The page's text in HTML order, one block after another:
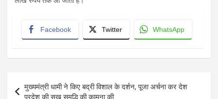
Facebook Twitter WhatsApp
navigation
मुख्यमंत्री धामी ने किए बद्री विशाल के दर्शन, पूजा अर्चना कर देश
प्रदेश की सुख समृद्धि की कामना की